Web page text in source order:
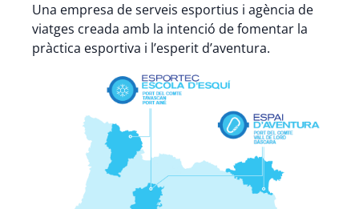
Una empresa de serveis esportius i agència de
viatges creada amb la intenció de fomentar la
pràctica esportiva i l’esperit d’aventura.